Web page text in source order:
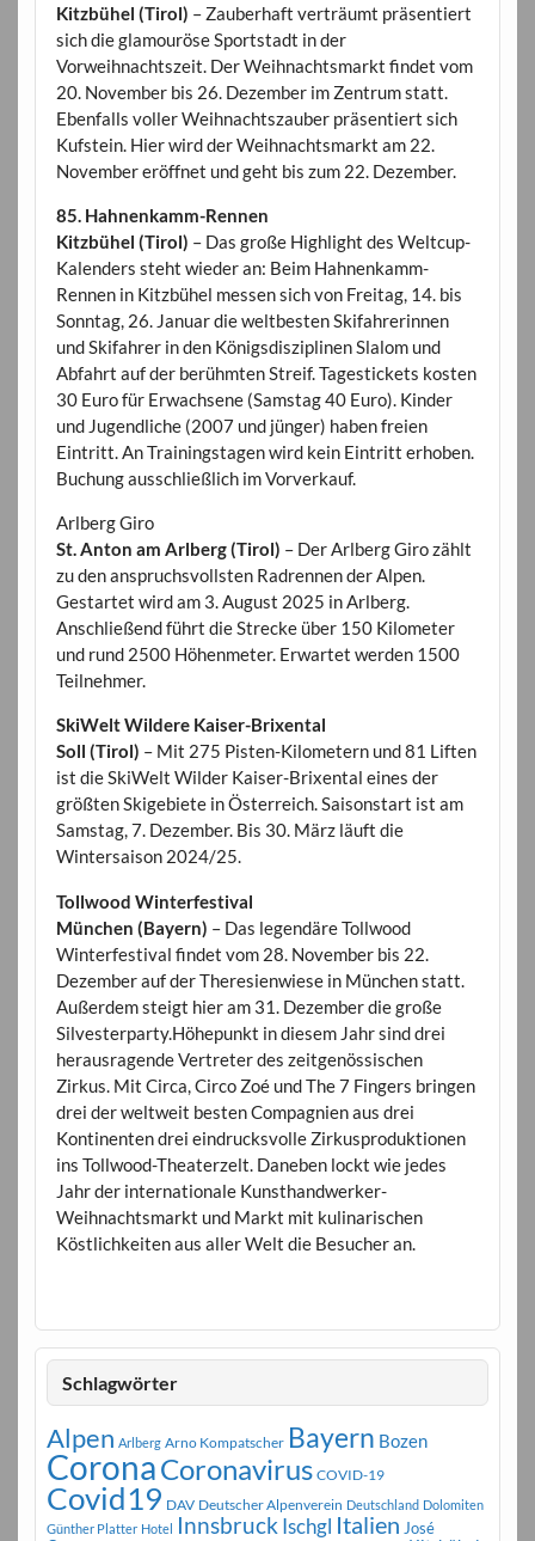
Kitzbühel (Tirol) – Zauberhaft verträumt präsentiert
sich die glamouröse Sportstadt in der
Vorweihnachtszeit. Der Weihnachtsmarkt findet vom
20. November bis 26. Dezember im Zentrum statt.
Ebenfalls voller Weihnachtszauber präsentiert sich
Kufstein. Hier wird der Weihnachtsmarkt am 22.
November eröffnet und geht bis zum 22. Dezember.
85. Hahnenkamm-Rennen
Kitzbühel (Tirol) – Das große Highlight des Weltcup-
Kalenders steht wieder an: Beim Hahnenkamm-
Rennen in Kitzbühel messen sich von Freitag, 14. bis
Sonntag, 26. Januar die weltbesten Skifahrerinnen
und Skifahrer in den Königsdisziplinen Slalom und
Abfahrt auf der berühmten Streif. Tagestickets kosten
30 Euro für Erwachsene (Samstag 40 Euro). Kinder
und Jugendliche (2007 und jünger) haben freien
Eintritt. An Trainingstagen wird kein Eintritt erhoben.
Buchung ausschließlich im Vorverkauf.
Arlberg Giro
St. Anton am Arlberg (Tirol) – Der Arlberg Giro zählt
zu den anspruchsvollsten Radrennen der Alpen.
Gestartet wird am 3. August 2025 in Arlberg.
Anschließend führt die Strecke über 150 Kilometer
und rund 2500 Höhenmeter. Erwartet werden 1500
Teilnehmer.
SkiWelt Wildere Kaiser-Brixental
Soll (Tirol) – Mit 275 Pisten-Kilometern und 81 Liften
ist die SkiWelt Wilder Kaiser-Brixental eines der
größten Skigebiete in Österreich. Saisonstart ist am
Samstag, 7. Dezember. Bis 30. März läuft die
Wintersaison 2024/25.
Tollwood Winterfestival
München (Bayern) – Das legendäre Tollwood
Winterfestival findet vom 28. November bis 22.
Dezember auf der Theresienwiese in München statt.
Außerdem steigt hier am 31. Dezember die große
Silvesterparty.Höhepunkt in diesem Jahr sind drei
herausragende Vertreter des zeitgenössischen
Zirkus. Mit Circa, Circo Zoé und The 7 Fingers bringen
drei der weltweit besten Compagnien aus drei
Kontinenten drei eindrucksvolle Zirkusproduktionen
ins Tollwood-Theaterzelt. Daneben lockt wie jedes
Jahr der internationale Kunsthandwerker-
Weihnachtsmarkt und Markt mit kulinarischen
Köstlichkeiten aus aller Welt die Besucher an.
Schlagwörter
Alpen Arlberg Arno Kompatscher Bayern Bozen
CoronaCoronavirus COVID-19
Covid19 DAV Deutscher Alpenverein Deutschland Dolomiten
Günther Platter Hotel Innsbruck Ischgl Italien José